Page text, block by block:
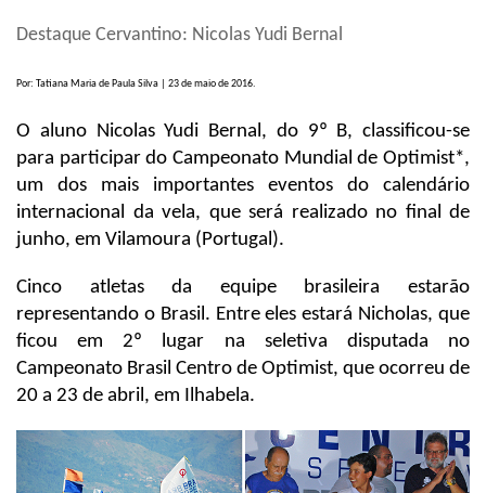
Destaque Cervantino: Nicolas Yudi Bernal
Por: Tatiana Maria de Paula Silva | 23 de maio de 2016.
O aluno Nicolas Yudi Bernal, do 9º B, classificou-se
para participar do Campeonato Mundial de Optimist*,
um dos mais importantes eventos do calendário
internacional da vela, que será realizado no final de
junho, em Vilamoura (Portugal).
Cinco atletas da equipe brasileira estarão
representando o Brasil. Entre eles estará Nicholas, que
ficou em 2º lugar na seletiva disputada no
Campeonato Brasil Centro de Optimist, que ocorreu de
20 a 23 de abril, em Ilhabela.